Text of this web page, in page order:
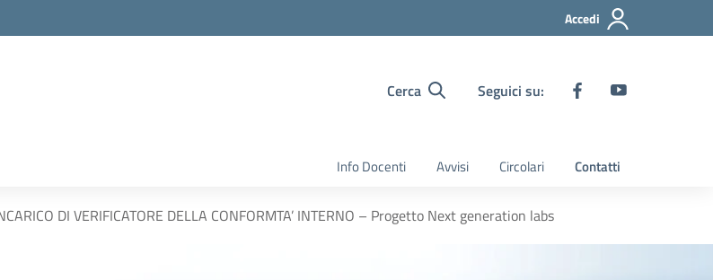
Accedi
Cerca Seguici su:
Info Docenti Avvisi Circolari Contatti
DI VERIFICATORE DELLA CONFORMTA’ INTERNO – Progetto Next generation labs